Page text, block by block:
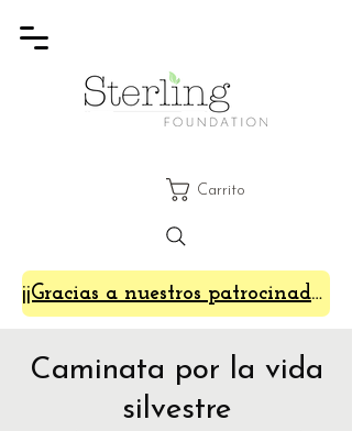
¡¡Gracias a nuestros patrocinadores de SterlingFest 2024!!
Carrito
Caminata por la vida
silvestre